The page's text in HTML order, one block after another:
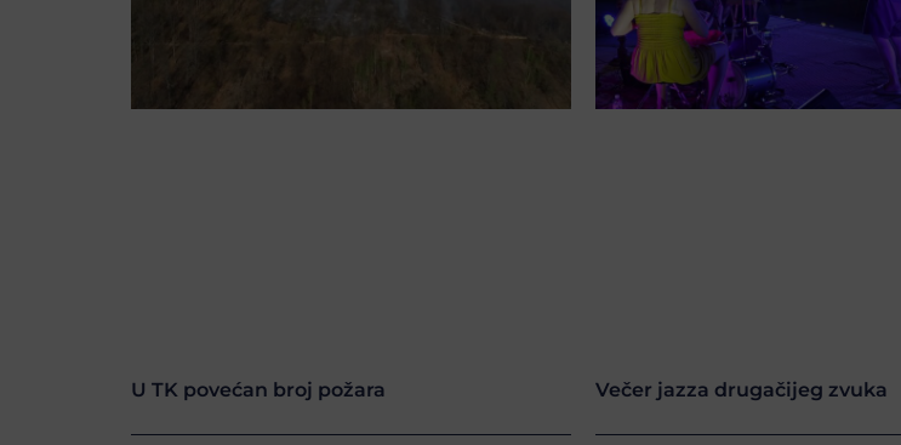
U TK povećan broj požara Večer jazza drugačijeg zvuka